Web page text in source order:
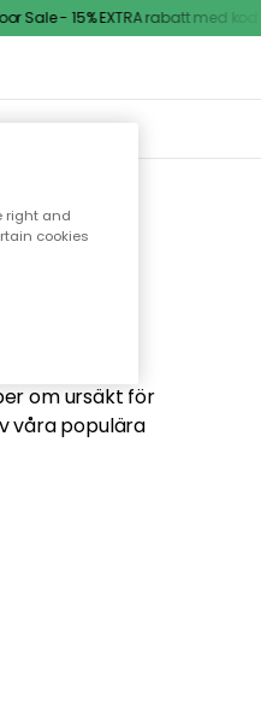
Sale - 15% EXTRA rabatt med kod
om ursäkt för
våra populära
right and
cookies